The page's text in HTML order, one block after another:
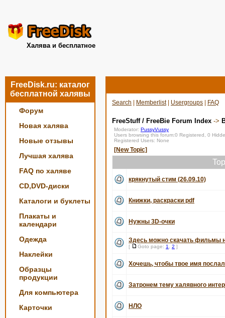
Халява и бесплатное
FreeDisk.ru: каталог
бесплатной халявы
Форум
Новая халява
Новые отзывы
Лучшая халява
FAQ по халяве
CD,DVD-диски
Каталоги и буклеты
Плакаты и
календари
Одежда
Наклейки
Образцы
продукции
Для компьютера
Карточки
Search Memberlist| Usergroups FAQ
FreeStuff / FreeBie Forum Index ->
Moderator: PussyVussy
Users browsing this forum:0 Registered, 0
Registered Users: None
[New Topic]
крякнутый стим (26.09.10)
Книжки, раскраски pdf
Нужны 3D-очки
Здесь можно скачать фильмы
[ Goto page: 1 2 ]
Хочешь, чтобы твое имя
Затронем тему халявного
НЛО